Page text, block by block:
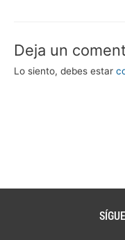
Deja un
Lo siento, debes estar